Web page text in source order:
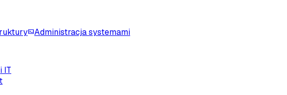
Administracja systemami
IT